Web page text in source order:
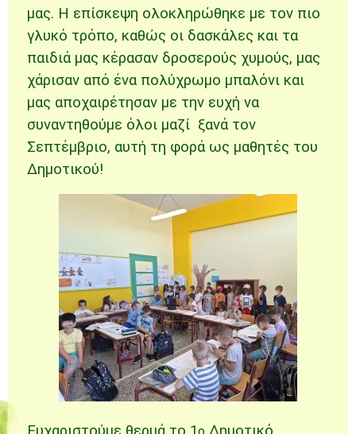
μας. Η επίσκεψη ολοκληρώθηκε με τον πιο
γλυκό τρόπο, καθώς οι δασκάλες και τα
παιδιά μας κέρασαν δροσερούς χυμούς, μας
χάρισαν από ένα πολύχρωμο μπαλόνι και
μας αποχαιρέτησαν με την ευχή να
συναντηθούμε όλοι μαζί ξανά τον
Σεπτέμβριο, αυτή τη φορά ως μαθητές του
Δημοτικού!